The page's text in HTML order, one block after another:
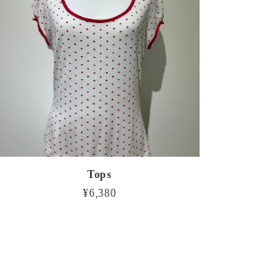
Tops
¥6,380